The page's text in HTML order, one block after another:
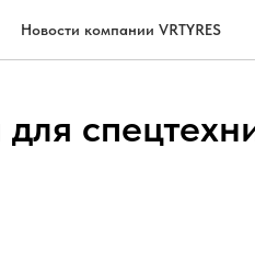
Новости компании VRTYRES